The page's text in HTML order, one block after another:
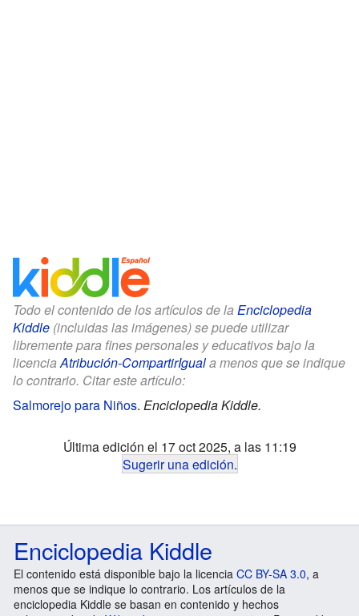
Todo el contenido de los artículos de la Enciclopedia
Kiddle (incluidas las imágenes) se puede utilizar
libremente para fines personales y educativos bajo la
licenciaAtribución-CompartirIguala menos que se indique
lo contrario. Citar este artículo:
Salmorejo para Niños. Enciclopedia Kiddle.
Última edición el 17 oct 2025, a las 11:19
Sugerir una edición.
Enciclopedia Kiddle
El contenido está disponible bajo la licencia CC BY-SA 3.0, a
menos que se indique lo contrario. Los artículos de la
enciclopedia Kiddle se basan en contenido y hechos